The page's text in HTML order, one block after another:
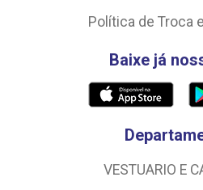
Política de Troca
Baixe já
VESTUARIO E